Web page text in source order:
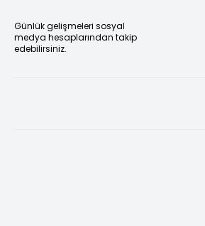
Günlük gelişmeleri sosyal
medya hesaplarından takip
edebilirsiniz.